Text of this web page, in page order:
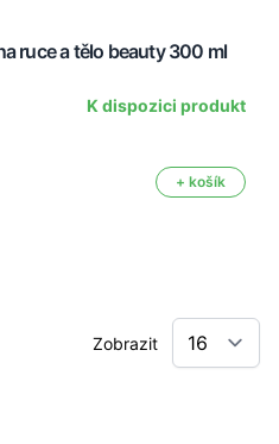
ruce a tělo beauty 300 ml
K dispozici produkt
+ košík
Zobrazit